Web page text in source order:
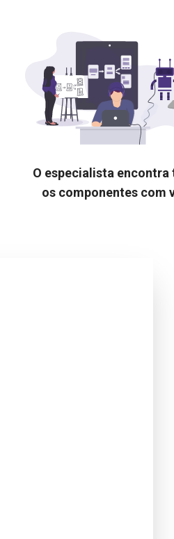
O especialista encontra
os componentes com